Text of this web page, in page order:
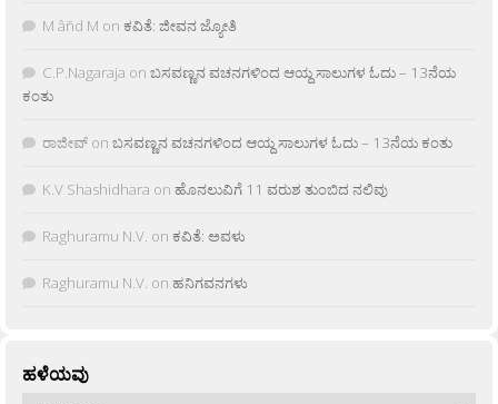
M âñd M on ಕವಿತೆ: ಜೀವನ ಜ್ಯೋತಿ
C.P.Nagaraja on ಬಸವಣ್ಣನ ವಚನಗಳಿಂದ ಆಯ್ದ ಸಾಲುಗಳ ಓದು – 13ನೆಯ
ಕಂತು
ರಾಜೀವ್ on ಬಸವಣ್ಣನ ವಚನಗಳಿಂದ ಆಯ್ದ ಸಾಲುಗಳ ಓದು – 13ನೆಯ ಕಂತು
K.V Shashidhara on ಹೊನಲುವಿಗೆ 11 ವರುಶ ತುಂಬಿದ ನಲಿವು
Raghuramu N.V. on ಕವಿತೆ: ಅವಳು
Raghuramu N.V. on ಹನಿಗವನಗಳು
ಹಳೆಯವು